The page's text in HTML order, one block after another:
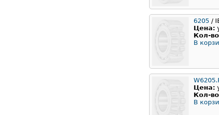
6205 /
Цена:
Кол-
В
Цена:
Кол-
В